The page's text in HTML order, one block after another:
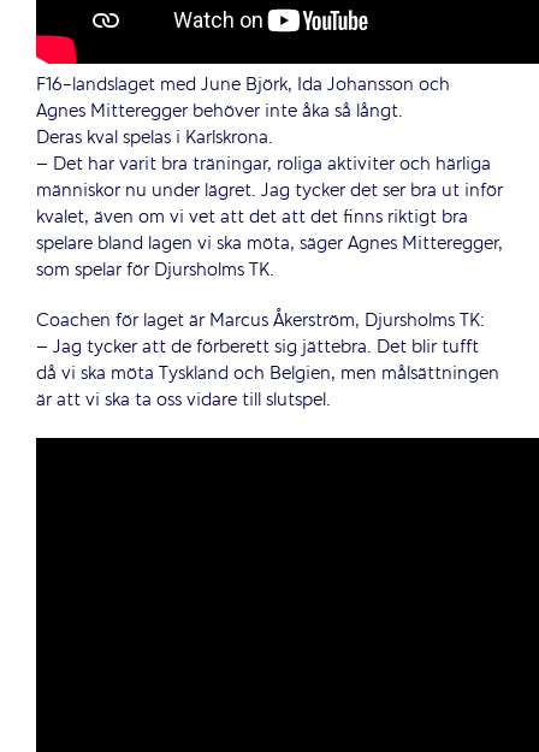
F16-landslaget med June Björk, Ida Johansson och
Agnes Mitteregger behöver inte åka så långt.
Deras kval spelas i Karlskrona.
– Det har varit bra träningar, roliga aktiviter och härliga
människor nu under lägret. Jag tycker det ser bra ut inför
kvalet, även om vi vet att det att det finns riktigt bra
spelare bland lagen vi ska möta, säger Agnes Mitteregger,
som spelar för Djursholms TK.
Coachen för laget är Marcus Åkerström, Djursholms TK:
– Jag tycker att de förberett sig jättebra. Det blir tufft
då vi ska möta Tyskland och Belgien, men målsättningen
är att vi ska ta oss vidare till slutspel.